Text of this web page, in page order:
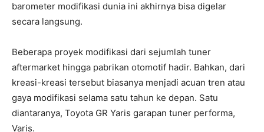
barometer modifikasi dunia ini akhirnya bisa digelar
secara langsung.
Beberapa proyek modifikasi dari sejumlah tuner
aftermarket hingga pabrikan otomotif hadir. Bahkan, dari
kreasi-kreasi tersebut biasanya menjadi acuan tren atau
gaya modifikasi selama satu tahun ke depan. Satu
diantaranya, Toyota GR Yaris garapan tuner performa,
Varis.